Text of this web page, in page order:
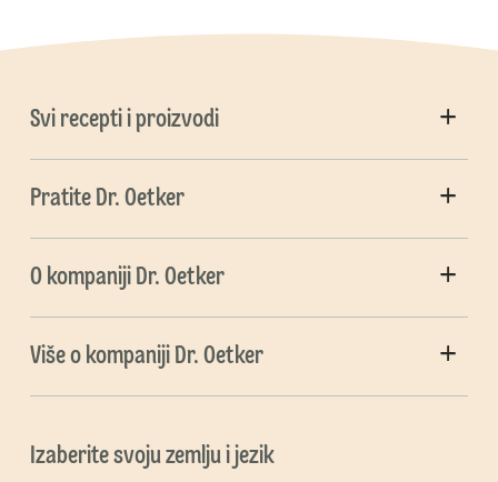
Svi recepti i proizvodi
Pratite Dr. Oetker
O kompaniji Dr. Oetker
Više o kompaniji Dr. Oetker
Izaberite svoju zemlju i jezik